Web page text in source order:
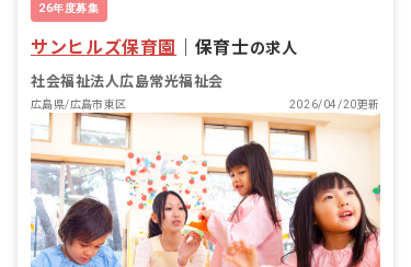
26年度募集
サンヒルズ保育園 保育士の求人
社会福祉法人広島常光福祉会
広島県/広島市東区 2026/04/20更新